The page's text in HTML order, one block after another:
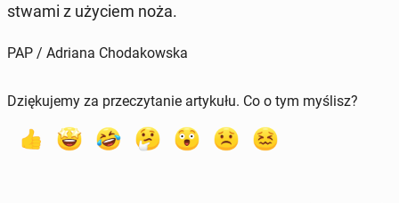
stwa­mi z użyciem noża.
PAP / Adriana Chodakowska
Dziękujemy za przeczytanie artykułu. Co o tym myślisz?